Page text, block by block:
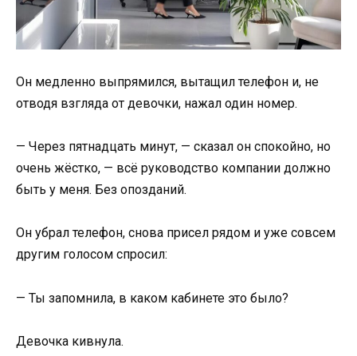
Он медленно выпрямился, вытащил телефон и, не
отводя взгляда от девочки, нажал один номер.
— Через пятнадцать минут, — сказал он спокойно, но
очень жёстко, — всё руководство компании должно
быть у меня. Без опозданий.
Он убрал телефон, снова присел рядом и уже совсем
другим голосом спросил:
— Ты запомнила, в каком кабинете это было?
Девочка кивнула.